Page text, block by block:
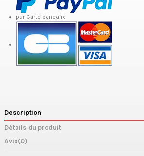
par Carte bancaire
Description
Détails du produit
Avis(0)